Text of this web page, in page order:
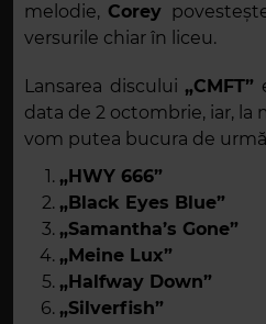
melodie, Corey
versurile chiar în liceu.
Lansarea discului„CMFT”
data de 2 octombrie, iar,
vom putea bucura de
„HWY 666”
„Black Eyes Blue”
„Samantha’s Gone”
„Meine Lux”
„Halfway Down”
„Silverfish”